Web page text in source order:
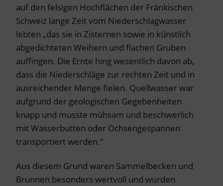
auf den felsigen Hochflächen der Fränkischen
Schweiz lange Zeit vom Niederschlagwasser
lebten „das sie in Zisternen sowie in künstlich
abgedichteten Weihern und flachen Gruben
auffingen. Die Ernte hing wesentlich davon ab,
dass die Niederschläge zur rechten Zeit und in
ausreichender Menge fielen. Quellwasser war
aufgrund der geologischen Gegebenheiten
knapp und musste mühsam und beschwerlich
mit Wasserbutten oder Ochsengespannen
transportiert werden.“
Aus diesem Grund waren Sammelbecken und
Brunnen besonders wertvoll und wurden